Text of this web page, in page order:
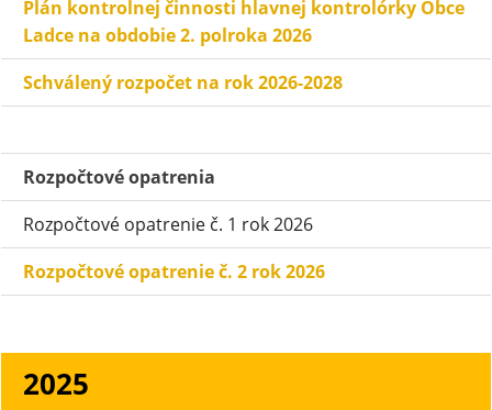
Plán kontrolnej činnosti hlavnej kontrolórky Obce
Ladce na obdobie 2. polroka 2026
Schválený rozpočet na rok 2026-2028
Rozpočtové opatrenia
Rozpočtové opatrenie č. 1 rok 2026
Rozpočtové opatrenie č. 2 rok 2026
2025